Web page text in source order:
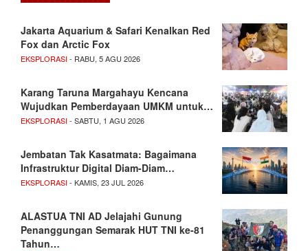
Jakarta Aquarium & Safari Kenalkan Red
Fox dan Arctic Fox
EKSPLORASI- RABU, 5 AGU 2026
Karang Taruna Margahayu Kencana
Wujudkan Pemberdayaan UMKM untuk…
EKSPLORASI- SABTU, 1 AGU 2026
Jembatan Tak Kasatmata: Bagaimana
Infrastruktur Digital Diam-Diam…
EKSPLORASI- KAMIS, 23 JUL 2026
ALASTUA TNI AD Jelajahi Gunung
Penanggungan Semarak HUT TNI ke-81
Tahun…